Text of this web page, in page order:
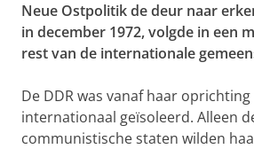
Neue Ostpolitik de deur naar
in december 1972, volgde in een
rest van de internationale
De DDR was vanaf haar oprichting
internationaal geïsoleerd. Alleen
communistische staten wilden